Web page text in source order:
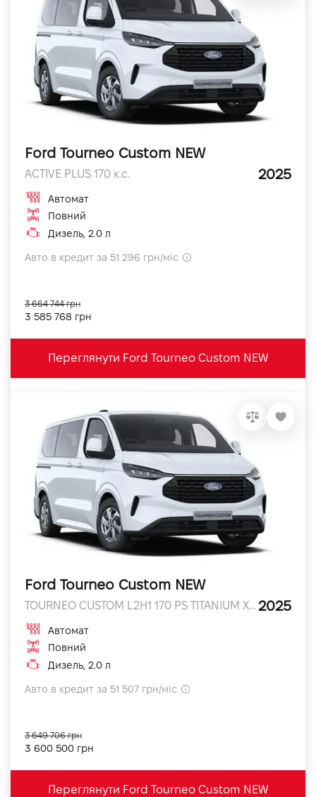
Ford Tourneo Custom NEW
ACTIVE PLUS 170 к.с. 2025
Автомат
Повний
Дизель, 2.0 л
Авто в кредит за 51 296 грн/міс
3 585 768 грн
3 664 744 грн
Переглянути Ford Tourneo Custom NEW
Ford Tourneo Custom NEW
TOURNEO CUSTOM L2H1 170 PS TITANIUM X 170 к.с. 2025
Автомат
Повний
Дизель, 2.0 л
Авто в кредит за 51 507 грн/міс
3 600 500 грн
3 649 706 грн
Переглянути Ford Tourneo Custom NEW